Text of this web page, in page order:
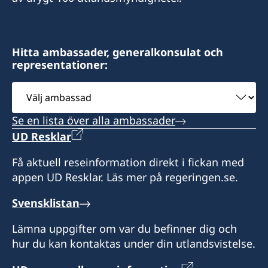
kativara@prodigy.net.mx
Alla besök behöver tidsbokas per e-post eller
telefon
Boka tid per tel. eller e-post
M. +52 81 1900 0543
Boka tid via tel eller e-post
Cel +52 1 664 331 8480
Boka tid per e-post eller tel
Hitta ambassader, generalkonsulat och
representationer:
Välj
ambassad
Se en lista över alla ambassader
UD Resklar
Få aktuell reseinformation direkt i fickan med
appen UD Resklar. Läs mer på regeringen.se.
Svensklistan
Lämna uppgifter om var du befinner dig och
hur du kan kontaktas under din utlandsvistelse.